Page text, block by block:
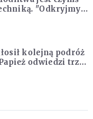
"Odkryjmy
kolejną podróż
odwiedzi trzy
Południowej